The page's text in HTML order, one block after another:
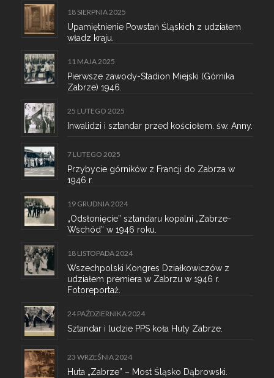
18 SIERPNIA 2025
Upamiętnienie Powstań Śląskich z udziałem
władz kraju.
11 MAJA 2025
Pierwsze zawody-Stadion Miejski (Górnika
Zabrze) 1946.
25 LUTEGO 2025
Inwalidzi i sztandar przed kościołem. św. Anny.
7 LUTEGO 2025
Przybycie górników z Francji do Zabrza w
1946 r.
19 GRUDNIA 2024
„Odsłonięcie” sztandaru kopalni „Zabrze-
Wschód” w 1946 roku.
18 LISTOPADA 2024
Wszechpolski Kongres Działkowiczów z
udziałem premiera w Zabrzu w 1946 r.
Fotoreportaż.
24 PAŹDZIERNIKA 2024
Sztandar i ludzie PPS koła Huty Zabrze.
23 WRZEŚNIA 2024
Huta „Zabrze” – Most Śląsko Dąbrowski.